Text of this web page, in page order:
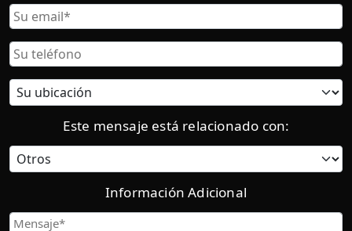
Correo
Electrónico
Teléfono
Ubicación
actual:
Este mensaje está relacionado con:
Categoría
Información Adicional
Mensaje